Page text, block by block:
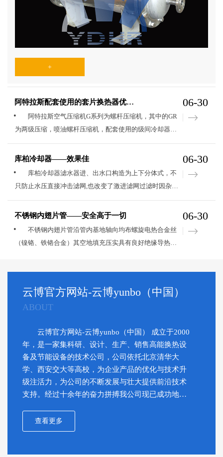
品及其它许多工业部门的通用设备，在生产中占有重要地位。管壳
式换热器的优点：1.传热系数高2.机构紧凑3.不易污垢4.不易泄漏5.
安装方便6.质量可靠
+
阿特拉斯配套使用的套片换热器优势明显 06-30
阿特拉斯空气压缩机G系列为螺杆压缩机，其中的GR
为两级压缩，喷油螺杆压缩机，配套使用的级间冷却器为
套片式换热器，套片式换热器在空调、制冷、化工等工业
领域有着广泛的应用。为了节省能源，常在平直翅片表面
绕片式或双金属轧片式，相对于传统的绕片式及轧片式，
套片式虽然管外流体流通阻力较大，但其结构紧凑，机械
震动轻，气流均匀，换热效果有较大提升，所以套片式已
等气液换热的场合。
库柏冷却器——效果佳 06-30
库柏冷却器滤水器进、出水口构造为上下分体式，不
只防止水压直接冲击滤网,也改变了激进滤网过滤时因杂物
远离排污口,排污时需对几个过滤室逐个清洁,往往会形成
卡堵景象。网板原料及构造*大**进步水流的过流面积，
下部进水口进入滤水器，当水中杂质经过网芯时，因为体
样压差不一样。每10秒--30秒滚动一格，手柄指向每一个
凹部固定，直至旋转一圈，封闭排污阀，手动排污完结。
不锈钢内翅片管——安全高于一切 06-30
不锈钢内翅片管沿管内基地轴向均布螺旋电热合金丝
（镍铬、铁铬合金）其空地填充压实具有良好绝缘导热功
根据电热管的不一样运用状态、平安及设备需要，杭州制
氧机冷却器电热管还会包括封口构造、端子有些的构造、
管是金属管中放入电热元件，清江石化油冷却器并在空地
有些紧密填充有良好耐热性、导热性和绝缘性的结晶氧化
镁粉，经其它技术处理而成。具有构造简略，机械强度
高、热效率高、平安可靠、设备简洁、运用寿命长等特
色。广泛适用于各种硝石槽、水槽、油槽、酸碱槽、易熔
金属熔化炉、空气加热炉、干燥炉、干燥箱、热压模等设
备。沿管内基地轴向均布螺旋电热合金丝。
云博官方网站-云博yunbo（中国）
ABOUT
云博官方网站-云博yunbo（中国） 成立于2000
年，是一家集科研、设计、生产、销售高能换热设
备及节能设备的技术公司，公司依托北京清华大
学、西安交大等高校，为企业产品的优化与技术升
级注活力，为公司的不断发展与壮大提供前沿技术
支持。经过十余年的奋力拼搏我公司现已成功地开
钢、等国际知名公司的大型空气压缩机的中间冷却
器及末级冷却器等几十个品种系列的产品。公司行
查看更多